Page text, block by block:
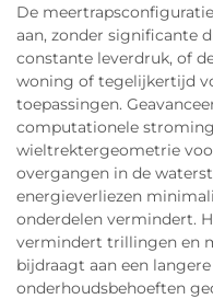
De
aan, zonder significante
constante leverdruk, of
woning of tegelijkertijd
toepassingen.
computationele
wieltrektergeometrie
overgangen in de
energieverliezen
onderdelen vermindert.
vermindert trillingen en
bijdraagt aan een
onderhoudsbehoeften